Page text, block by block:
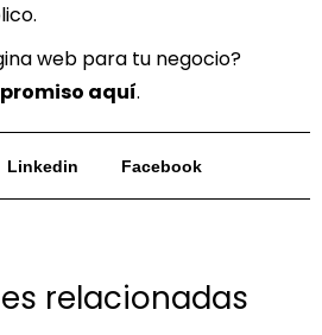
web para tu negocio?
aquí.
Linkedin Facebook
relacionadas